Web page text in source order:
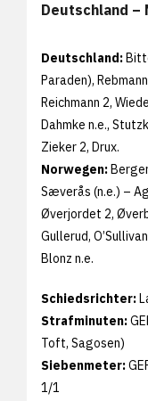
Deutschland –
Deutschland:
Paraden),
Reichmann 2,
Dahmke n.e.,
Zieker 2, Drux.
Norwegen:
Sæverås (n.e.) –
Øverjordet 2,
Gullerud,
Blonz n.e.
Schiedsrichter:
Strafminuten:
Toft, Sagosen)
Siebenmeter:
1/1